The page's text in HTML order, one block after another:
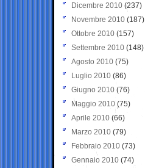
Dicembre 2010 (237)
Novembre 2010 (187)
Ottobre 2010 (157)
Settembre 2010 (148)
Agosto 2010 (75)
Luglio 2010 (86)
Giugno 2010 (76)
Maggio 2010 (75)
Aprile 2010 (66)
Marzo 2010 (79)
Febbraio 2010 (73)
Gennaio 2010 (74)